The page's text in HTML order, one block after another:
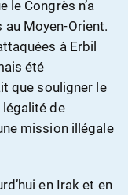
le Congrès n’a
Moyen-Orient.
à Erbil
été
que souligner le
de
mission illégale
en Irak et en